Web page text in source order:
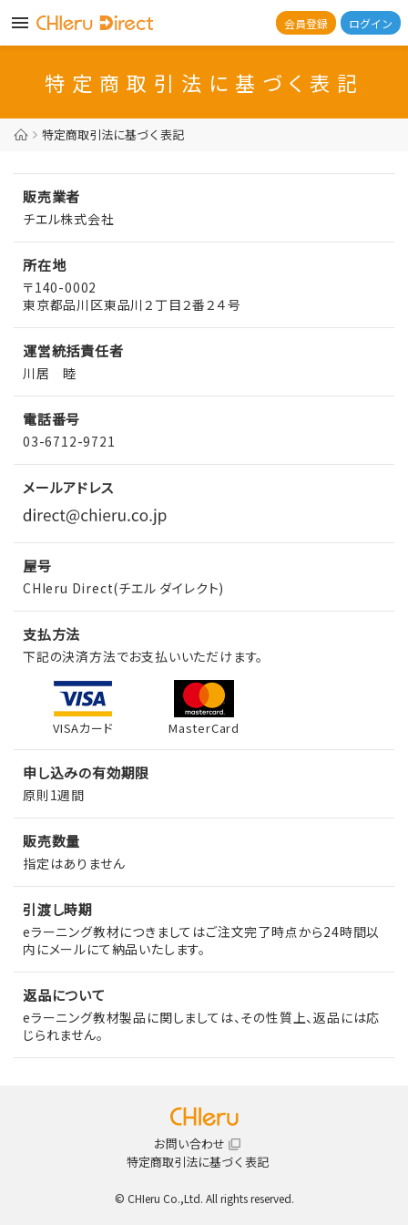
会員登録 ログイン
特定商取引法に基づく表記
特定商取引法に基づく表記
販売業者
チエル株式会社
所在地
〒140-0002
東京都品川区東品川２丁目２番２４号
運営統括責任者
川居 睦
電話番号
03-6712-9721
メールアドレス
屋号
CHIeru Direct(チエル ダイレクト)
支払方法
下記の決済方法でお支払いいただけます。
VISAカード MasterCard
申し込みの有効期限
原則1週間
販売数量
指定はありません
引渡し時期
eラーニング教材につきましてはご注文完了時点から24時間以
内にメールにて納品いたします。
返品について
eラーニング教材製品に関しましては、その性質上、返品には応
じられません。
お問い合わせ
特定商取引法に基づく表記
© CHIeru Co.,Ltd. All rights reserved.